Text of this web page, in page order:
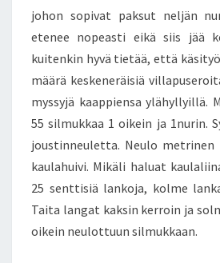
5
5
S
L
M
U
K
A
A
Y
K
johon sopivat paksut neljän
etenee nopeasti eikä siis jää
kuitenkin hyvä tietää, että
määrä keskeneräisiä
myssyjä kaappiensa ylähyllyillä.
55 silmukkaa 1 oikein ja 1nurin.
joustinneuletta. Neulo metrinen
kaulahuivi. Mikäli haluat
25 senttisiä lankoja, kolme
Taita langat kaksin kerroin ja
oikein neulottuun silmukkaan.